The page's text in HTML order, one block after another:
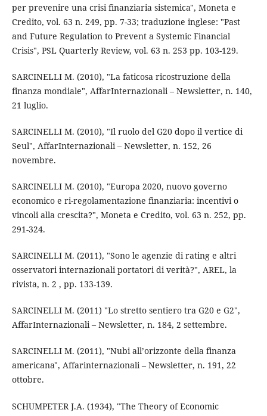
per prevenire una crisi finanziaria sistemica", Moneta e
Credito, vol. 63 n. 249, pp. 7-33; traduzione inglese: "Past
and Future Regulation to Prevent a Systemic Financial
Crisis", PSL Quarterly Review, vol. 63 n. 253 pp. 103-129.
SARCINELLI M. (2010), "La faticosa ricostruzione della
finanza mondiale", AffarInternazionali – Newsletter, n. 140,
21 luglio.
SARCINELLI M. (2010), "Il ruolo del G20 dopo il vertice di
Seul", AffarInternazionali – Newsletter, n. 152, 26
novembre.
SARCINELLI M. (2010), "Europa 2020, nuovo governo
economico e ri-regolamentazione finanziaria: incentivi o
vincoli alla crescita?", Moneta e Credito, vol. 63 n. 252, pp.
291-324.
SARCINELLI M. (2011), "Sono le agenzie di rating e altri
osservatori internazionali portatori di verità?", AREL, la
rivista, n. 2 , pp. 133-139.
SARCINELLI M. (2011) "Lo stretto sentiero tra G20 e G2",
AffarInternazionali – Newsletter, n. 184, 2 settembre.
SARCINELLI M. (2011), "Nubi all’orizzonte della finanza
americana", Affarinternazionali – Newsletter, n. 191, 22
ottobre.
SCHUMPETER J.A. (1934), "The Theory of Economic